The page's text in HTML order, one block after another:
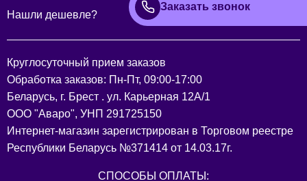
Нашли дешевле?
Заказать звонок
Круглосуточный прием заказов
Обработка заказов: Пн-Пт, 09:00-17:00
Беларусь, г. Брест . ул. Карьерная 12А/1
ООО "Аваро", УНП 291725150
Интернет-магазин зарегистрирован в Торговом реестре
Республики Беларусь №371414 от 14.03.17г.
СПОСОБЫ ОПЛАТЫ: